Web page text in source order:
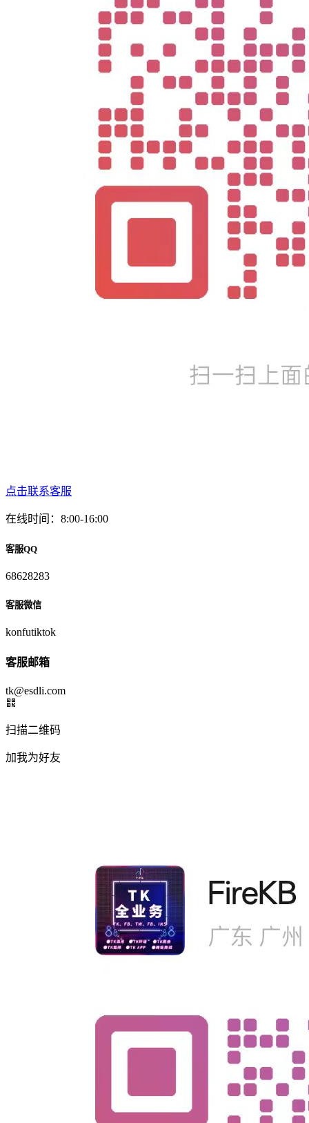
点击联系客服
在线时间：8:00-16:00
客服QQ
68628283
客服微信
konfutiktok
客服邮箱
tk@esdli.com
扫描二维码
加我为好友